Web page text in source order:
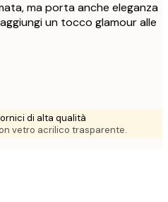
ma porta anche eleganza
un tocco glamour alle
di alta qualità
vetro acrilico trasparente.